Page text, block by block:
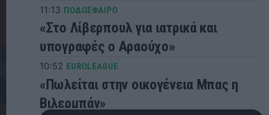
11:13 ΠΟΔΟΣΦΑΙΡΟ
«Στο Λίβερπουλ για ιατρικά και
υπογραφές ο Αραούχο»
10:52 EUROLEAGUE
«Πωλείται στην οικογένεια Μπας η
Βιλερμπάν»